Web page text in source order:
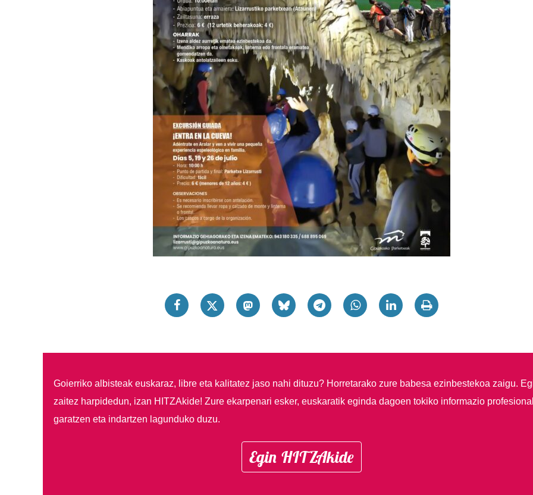
Goierriko albisteak euskaraz, libre eta kalitatez jaso nahi dituzu? Horretarako zure babesa ezinbestekoa zaigu.
zaitez harpidedun, izan HITZAkide! Zure ekarpenari esker, euskaratik eginda dagoen tokiko informazio
garatzen eta indartzen lagunduko duzu.
Egin HITZAkide